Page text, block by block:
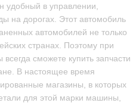
удобный в управлении,
на дорогах. Этот автомобиль
автомобилей не только
странах. Поэтому при
сможете купить запчасти
В настоящее время
магазины, в которых
для этой марки машины,